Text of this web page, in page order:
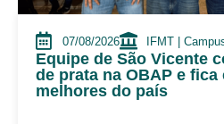
07/08/2026 IFMT |
Equipe de São Vicente
de prata na OBAP e fica
melhores do país